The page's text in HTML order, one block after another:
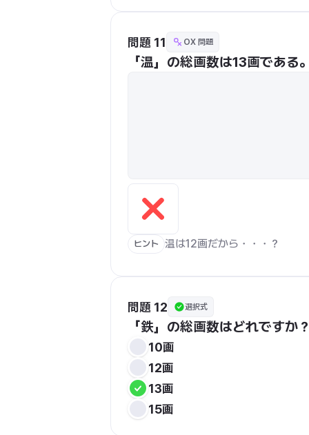
問題 11 OX 問題
「温」の総画数は13画である
ヒント 温は12画だから・・・？
問題 12 選択式
「鉄」の総画数はどれですか
10画
12画
13画
15画